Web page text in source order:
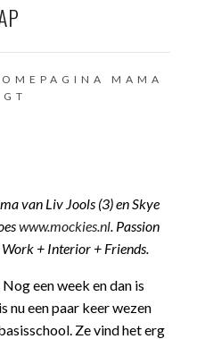
MAMA
van Liv Jools (3) en Skye
www.mockies.nl. Passion
+ Interior + Friends.
een week en dan is
nu een paar keer wezen
Ze vind het erg